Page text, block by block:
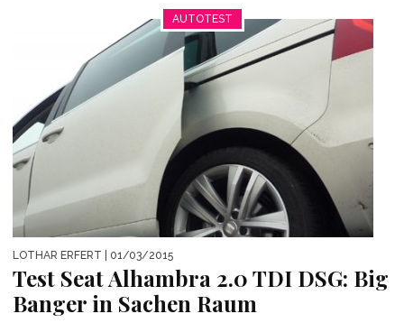
AUTOTEST
LOTHAR ERFERT | 01/03/2015
Test Seat Alhambra 2.0 TDI DSG: Big
Banger in Sachen Raum